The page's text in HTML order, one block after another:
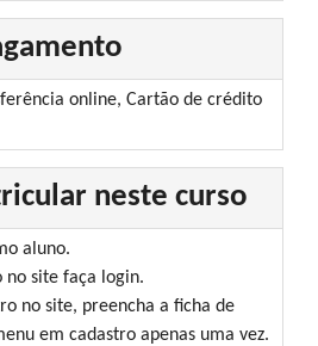
online, Cartão de crédito
neste curso
aluno.
no site faça login.
no site, preencha a ficha de
em cadastro apenas uma vez.